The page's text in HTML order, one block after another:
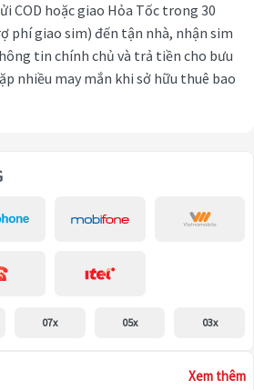
COD hoặc giao Hỏa Tốc trong 30
phí giao sim) đến tận nhà, nhận sim
tin chính chủ và trả tiền cho bưu
nhiều may mắn khi sở hữu thuê bao
07x 05x 03x
Xem thêm